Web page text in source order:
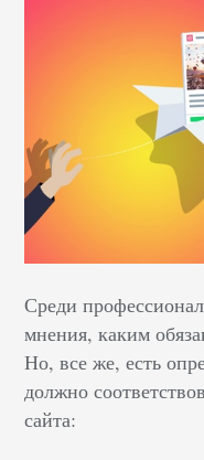
Среди
мнения, каким
Но, все же, есть
должно
сайта: